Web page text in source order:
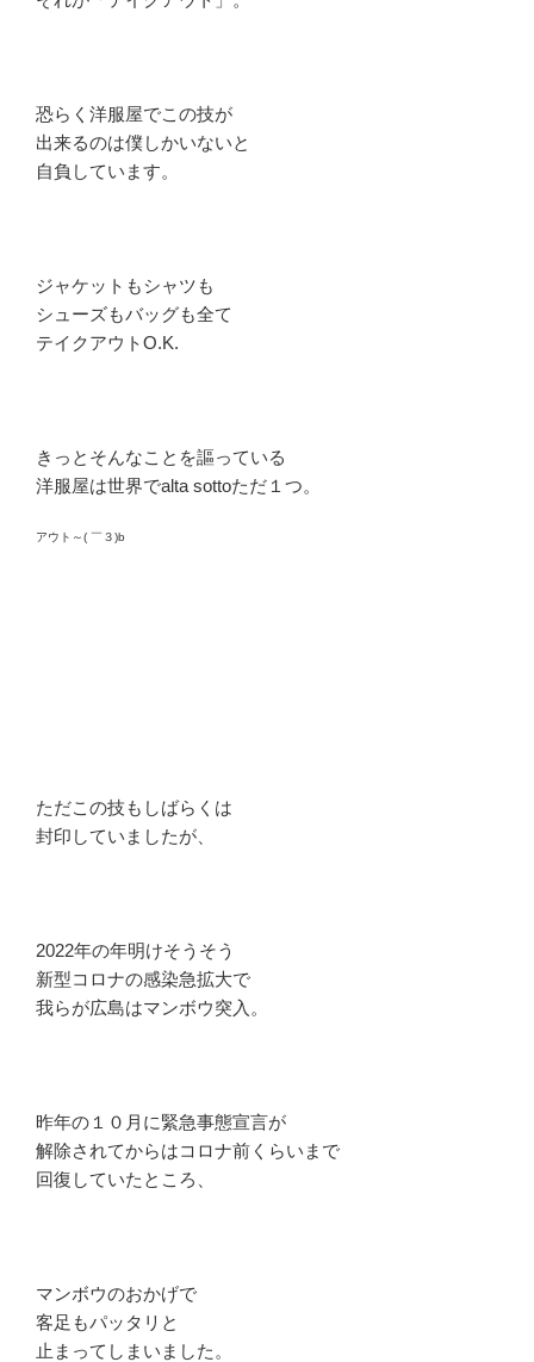
恐らく洋服屋でこの技が
出来るのは僕しかいないと
自負しています。
ジャケットもシャツも
シューズもバッグも全て
テイクアウトO.K.
きっとそんなことを謳っている
洋服屋は世界でalta sottoただ１つ。
アウト～( ￣３)b
ただこの技もしばらくは
封印していましたが、
2022年の年明けそうそう
新型コロナの感染急拡大で
我らが広島はマンボウ突入。
昨年の１０月に緊急事態宣言が
解除されてからはコロナ前くらいまで
回復していたところ、
マンボウのおかげで
客足もパッタリと
止まってしまいました。